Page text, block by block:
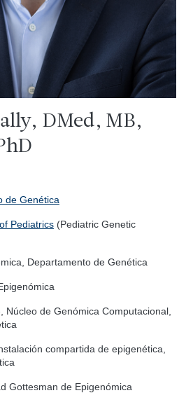
DMed, MB,
de Genética
Pediatrics (Pediatric Genetic
Departamento de Genética
Núcleo de Genómica Computacional,
compartida de epigenética,
Gottesman de Epigenómica